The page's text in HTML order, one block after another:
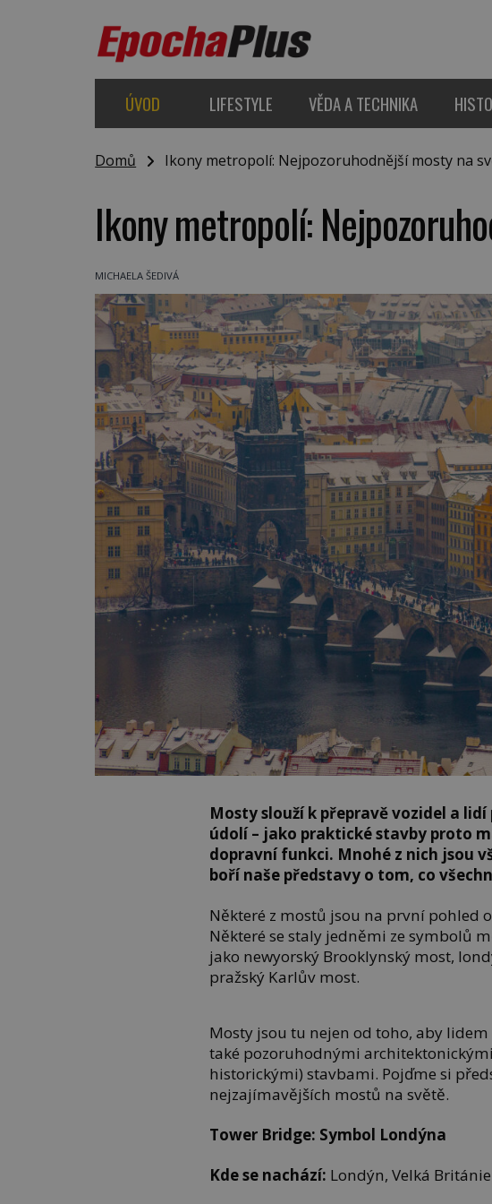
ÚVOD LIFESTYLE VĚDA A TECHNIKA
Domů Ikony metropolí: Nejpozoruhodnější mosty na
Ikony metropolí:
MICHAELA ŠEDIVÁ
Mosty slouží k přepravě vozidel a
údolí – jako praktické stavby proto
dopravní funkci. Mnohé z nich jsou
boří naše představy o tom, co
Některé z mostů jsou na první pohled
Některé se staly jedněmi ze symbolů
jako newyorský Brooklynský most,
pražský Karlův most.
Mosty jsou tu nejen od toho, aby
také pozoruhodnými
historickými) stavbami. Pojďme si
nejzajímavějších mostů na světě.
Tower Bridge: Symbol Londýna
Kde se nachází: Londýn, Velká Británie